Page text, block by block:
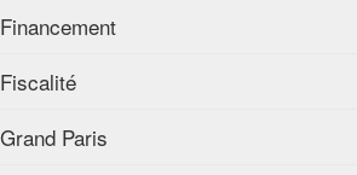
Financement
Fiscalité
Grand Paris